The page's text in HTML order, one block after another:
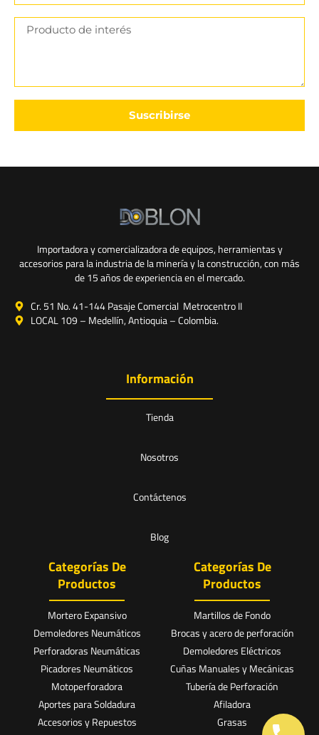
Suscribirse
Importadora y comercializadora de equipos, herramientas y
accesorios para la industria de la minería y la construcción, con más
de 15 años de experiencia en el mercado.
Cr. 51 No. 41-144 Pasaje Comercial Metrocentro II
LOCAL 109 – Medellín, Antioquia – Colombia.
Información
Tienda
Nosotros
Contáctenos
Blog
Categorías De
Productos
Mortero Expansivo
Demoledores Neumáticos
Perforadoras Neumáticas
Picadores Neumáticos
Motoperforadora
Aportes para Soldadura
Accesorios y Repuestos
Categorías De
Productos
Martillos de Fondo
Brocas y acero de perforación
Demoledores Eléctricos
Cuñas Manuales y Mecánicas
Tubería de Perforación
Afiladora
Grasas